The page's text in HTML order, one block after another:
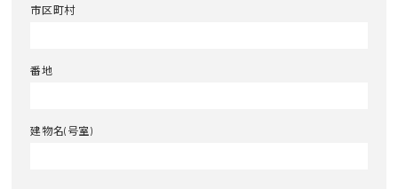
市区町村
番地
建物名(号室)